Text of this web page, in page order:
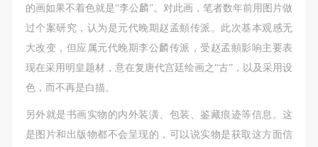
的画如果不着色就是“李公麟”。对此画，笔者数年前用图片做
过个案研究，认为是元代晚期赵孟頫传派。此次基本观感无
大改变，但应属元代晚期李公麟传派，受赵孟頫影响主要表
现在采用明皇题材，意在复唐代宫廷绘画之“古”，以及采用设
色，而不再是白描。
另外就是书画实物的内外装潢、包装、鉴藏痕迹等信息。这
是图片和出版物都不会呈现的，可以说实物是获取这方面信